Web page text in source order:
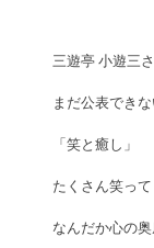
三遊亭 小遊三
まだ公表でき
「笑と癒し」
たくさん笑っ
なんだか心の